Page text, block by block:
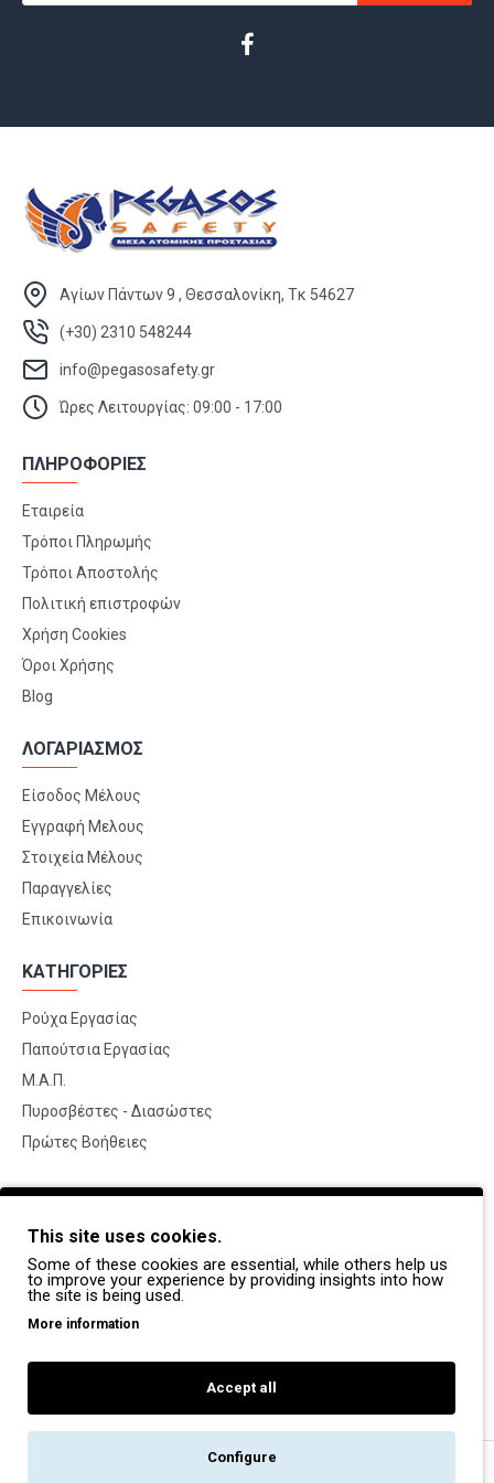
Αγίων Πάντων 9 , Θεσσαλονίκη, Τκ 54627
(+30) 2310 548244
info@pegasosafety.gr
Ώρες Λειτουργίας: 09:00 - 17:00
ΠΛΗΡΟΦΟΡΙΕΣ
Εταιρεία
Τρόποι Πληρωμής
Τρόποι Αποστολής
Πολιτική επιστροφών
Χρήση Cookies
Όροι Χρήσης
Blog
ΛΟΓΑΡΙΑΣΜΟΣ
Είσοδος Μέλους
Εγγραφή Μελους
Στοιχεία Μέλους
Παραγγελίες
Επικοινωνία
ΚΑΤΗΓΟΡΙΕΣ
Ρούχα Εργασίας
Παπούτσια Εργασίας
Μ.Α.Π.
Πυροσβέστες - Διασώστες
Πρώτες Βοήθειες
BRANDS
Payper
Dike
Coverguard
Portwest
Exena
This site uses cookies.
Some of these cookies are essential, while others help us
to improve your experience by providing insights into how
the site is being used.
More information
Accept all
Configure